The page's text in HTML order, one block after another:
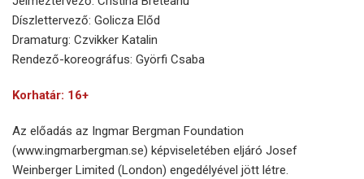
Díszlettervező: Golicza Előd
Dramaturg: Czvikker Katalin
Rendező-koreográfus: Györfi Csaba
Korhatár: 16+
Az előadás az Ingmar Bergman Foundation
(www.ingmarbergman.se) képviseletében eljáró Josef
Weinberger Limited (London) engedélyével jött létre.